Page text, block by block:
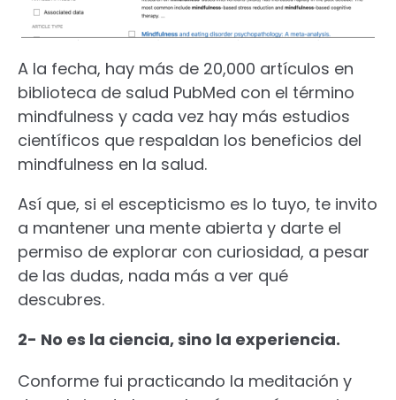
A la fecha, hay más de 20,000 artículos en
biblioteca de salud PubMed con el término
mindfulness y cada vez hay más estudios
científicos que respaldan los beneficios del
mindfulness en la salud.
Así que, si el escepticismo es lo tuyo, te invito
a mantener una mente abierta y darte el
permiso de explorar con curiosidad, a pesar
de las dudas, nada más a ver qué
descubres.
2- No es la ciencia, sino la experiencia.
Conforme fui practicando la meditación y